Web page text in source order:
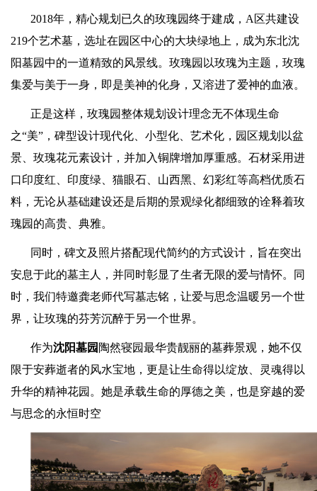
2018年，精心规划已久的玫瑰园终于建成， A 区共建设
219个艺术墓，选址在园区中心的大块绿地上，成为东北沈
阳墓园中的一道精致的风景线。玫瑰园以玫瑰为主题，玫瑰
集爱与美于一身，即是美神的化身，又溶进了爱神的血液。
正是这样，玫瑰园整体规划设计理念无不体现生命
之“美” ，碑型设计现代化、小型化、艺术化，园区规划以盆
景、玫瑰花元素设计，并加入铜牌增加厚重感。石材采用进
口印度红、印度绿、猫眼石、山西黑、幻彩红等高档优质石
料，无论从基础建设还是后期的景观绿化都细致的诠释着玫
瑰园的高贵、典雅。
同时，碑文及照片搭配现代简约的方式设计，旨在突出
安息于此的墓主人，并同时彰显了生者无限的爱与情怀。同
时，我们特邀龚老师代写墓志铭，让爱与思念温暖另一个世
界，让玫瑰的芬芳沉醉于另一个世界。
作为沈阳墓园 陶然寝园最华贵靓丽的墓葬景观，她不仅
限于安葬逝者的风水宝地，更是让生命得以绽放、灵魂得以
升华的精神花园。她是承载生命的厚德之美，也是穿越的爱
与思念的永恒时空